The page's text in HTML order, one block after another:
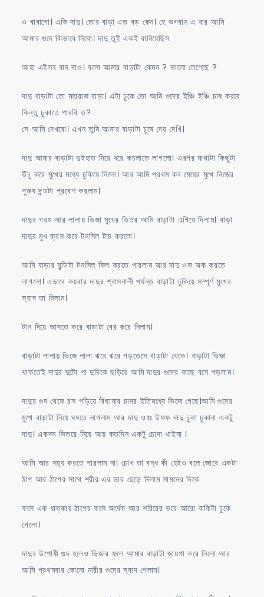
ও বাবাগো। একি দাদু। তোর বাড়া এত বড় কেন। হে ভগবান এ বার আমি
আমার গুদে কিভাবে নিবো। দাদু তুই একই বানিয়েছিস
আহা এইসব বাদ দাও। বলো আমার বাড়াটা কেমন ? ভালো লেগেছে ?
দাদু বাড়াটা তো মহারাজ বাড়া। এটা ঢুকে তো আমি গুদের ইঞ্চি ইঞ্চি চাষ করবে
কিন্তু ঢুকাতে পারবি ত?
সে আমি দেখবো। এখন তুমি আমার বাড়াটা চুষে দেয় দেখি।
দাদু আমার বাড়াটা দুইহাত দিয়ে ধরে কচলাতে লাগলো। এরপর মাথাটা কিছুটা
উঁচু করে মুখের মধ্যে ঢুকিয়ে নিলো। আর আমি প্রথম কব মেয়ের মুখে নিজের
পুরুষ দন্ডটা প্রবেশ করলাম।
দাদুর গরম আর লালায় ভিজা মুখের ভিতর আমি বাড়াটা এগিয়ে দিলাম। বাড়া
দাদুর মুখ ক্রস করে টনসিল টাচ করলো।
আমি বাড়ার মুন্ডিটা টনসিল ফিল করতে পারলাম আর দাদু ওক অক করতে
লাগলো। এভাবে কয়বার দাদুর শ্বাসনালী পর্যন্ত বাড়াটা ঢুকিয়ে সম্পূর্ণ মুখের
স্বাদ তা নিলাম।
টান দিয়ে আসতে করে বাড়াটা বের করে নিলাম।
বাড়াটা লালায় ভিজে লালা ঝরে ঝরে পড়তেসে বাড়াটা থেকে। বাড়াটা ভিজা
থাকতেই দাদুর দুটো পা দুদিকে ছড়িয়ে আমি দাদুর গুদের কাছে বসে পড়লাম।
দাদুর গুদ থেকে রস গড়িয়ে বিছানার চাদর ইতিমধ্যে ভিজে গেছে।আমি গুদের
মুখে বাড়াটা নিয়ে ঘষতে লাগলাম আর দাদু ওহঃ উফফ দাদু ঢুকা ঢুকানা একটু
দাদু। একদম ভিতরে নিয়ে আয় কতদিন একটু চোদা খাইনা ।
আমি আর সহ্য করতে পারলাম না। চোখ তা বন্ধ কী হেইও বলে জোরে একটা
ঠাপ আর ঠাপের সাথে শরীর এর ভার ছেড়ে দিলাম সামনের দিকে
ফলে এক ধাক্কায় ঠাপের ফলে অর্ধেক আর শরিরের ভরে আরো বাকিটা ঢুকে
গেলো।
দাদুর উপোষী গুদ হলেও ভিজার ফলে আমার বাড়াটা জায়গা করে নিলো আর
আমি প্রথমবার কোনো নারীর গুদের স্বাদ পেলাম।